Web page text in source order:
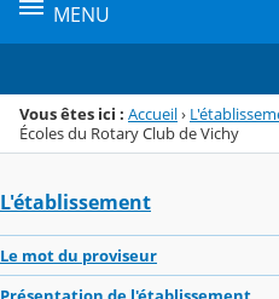
MENU
Vous êtes ici : Accueil›
Écoles du Rotary Club de Vichy
L'établissement
Le mot du proviseur